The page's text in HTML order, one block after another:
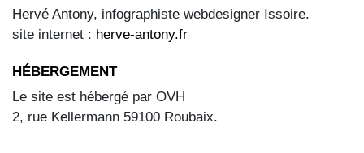
Hervé Antony, infographiste webdesigner Issoire.
site internet : herve-antony.fr
HÉBERGEMENT
Le site est hébergé par OVH
2, rue Kellermann 59100 Roubaix.